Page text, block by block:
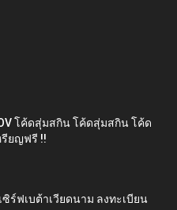
โค้ดสุ่มสกิน โค้ดสุ่มสกิน โค้ด
รียญฟรี !!
ซิร์ฟเบต้าเวียดนาม ลงทะเบียน